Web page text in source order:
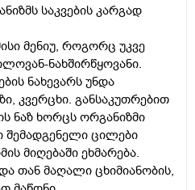
საკვების კარგად
მენიუ, როგორც უკვე
ნახშირწყოვანი.
ნახევარს უნდა
კვერცხი. განსაკუთრებით
ნაზ ხორცს ორგანიზმი
შემადგენელი ცილები
მიღებაში ეხმარება.
თან მაღალი ცხიმიანობის,